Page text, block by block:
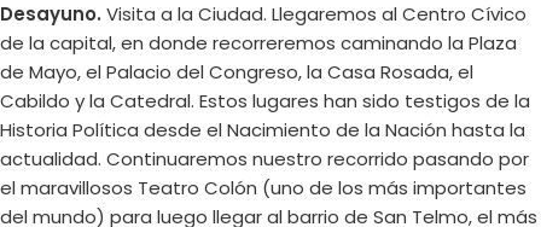
Desayuno. Visita a la Ciudad. Llegaremos al Centro Cívico
de la capital, en donde recorreremos caminando la Plaza
de Mayo, el Palacio del Congreso, la Casa Rosada, el
Cabildo y la Catedral. Estos lugares han sido testigos de la
Historia Política desde el Nacimiento de la Nación hasta la
actualidad. Continuaremos nuestro recorrido pasando por
el maravillosos Teatro Colón (uno de los más importantes
del mundo) para luego llegar al barrio de San Telmo, el más